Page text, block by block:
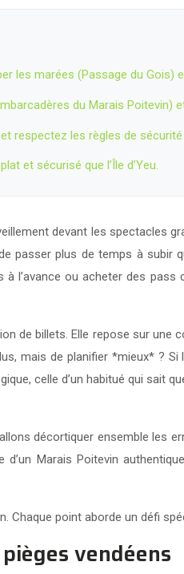
les marées (Passage du Gois)
du Marais Poitevin)
les règles de
et sécurisé que l’Île d’Yeu.
devant les spectacles
plus de temps à subir
l’avance ou acheter des
de billets. Elle repose sur
mais de planifier *mieux* ?
celle d’un habitué qui sait
décortiquer ensemble
Marais Poitevin
Chaque point aborde un défi
vendéens